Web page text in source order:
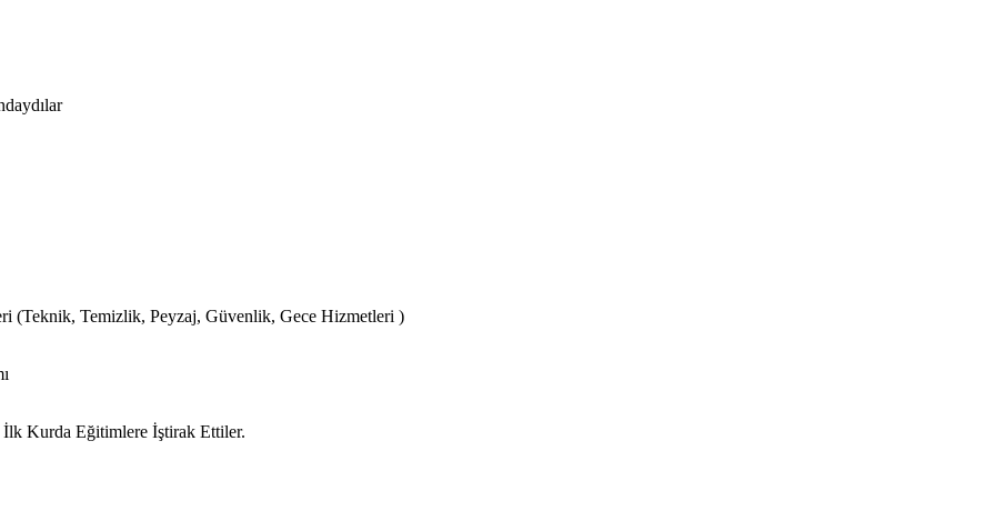
(Teknik, Temizlik, Peyzaj, Güvenlik, Gece Hizmetleri )
Kurda Eğitimlere İştirak Ettiler.